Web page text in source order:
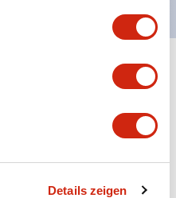
Details zeigen
& Standards